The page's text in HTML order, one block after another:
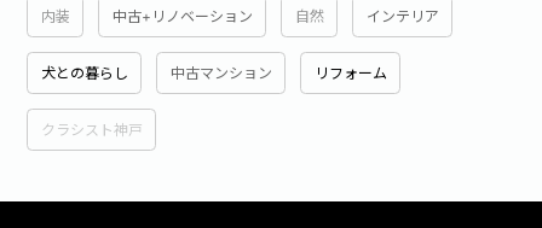
内装 中古+リノベーション 自然 インテリア
犬との暮らし 中古マンション リフォーム
クラシスト神戸